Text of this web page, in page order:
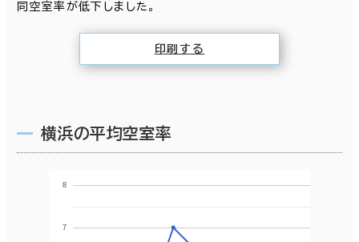
同空室率が低下しました。
印刷する
横浜の平均空室率
7
8